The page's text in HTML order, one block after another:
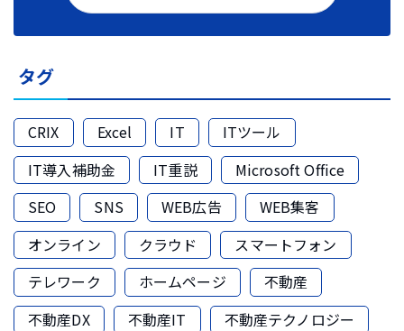
タグ
CRIX Excel IT
ITツール
IT導入補助金
IT重説
Microsoft Office
SEO
SNS WEB広告
WEB集客
オンライン
クラウド
スマートフォン
テレワーク
ホームページ
不動産
不動産DX
不動産IT
不動産テクノロジー